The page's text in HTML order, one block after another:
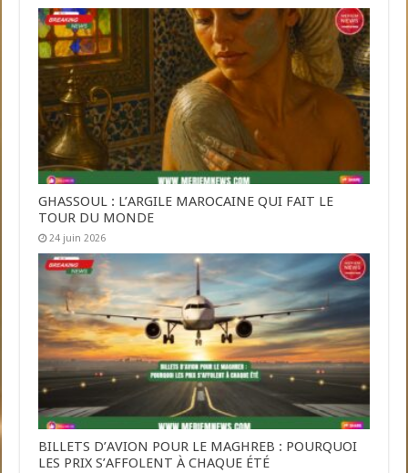
GHASSOUL : L’ARGILE MAROCAINE QUI FAIT LE
TOUR DU MONDE
24 juin 2026
BILLETS D’AVION POUR LE MAGHREB : POURQUOI
LES PRIX S’AFFOLENT À CHAQUE ÉTÉ